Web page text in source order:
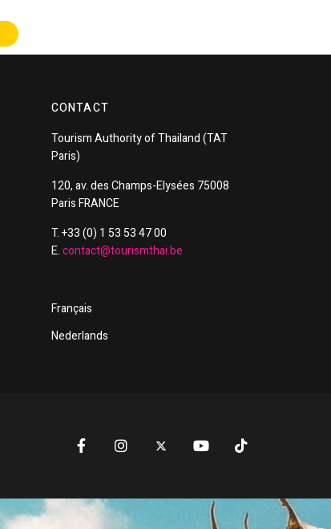
CONTACT
TourismAuthority ofThailand(TAT
Paris)
120, av. des Champs-Elysées 75008
Paris FRANCE
T. +33 (0) 1 53 53 47 00
E.contact@tourismthai.be
Français
Nederlands